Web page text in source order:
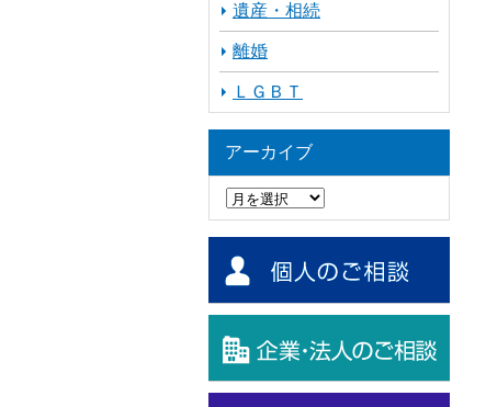
遺産・相続
離婚
ＬＧＢＴ
アーカイブ
ブ